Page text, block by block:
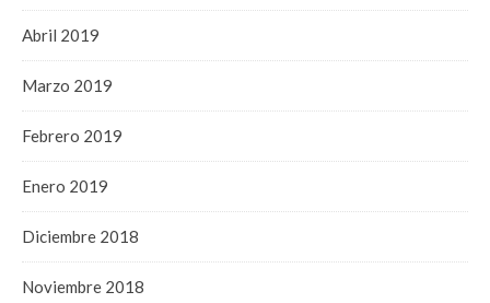
Abril 2019
Marzo 2019
Febrero 2019
Enero 2019
Diciembre 2018
Noviembre 2018